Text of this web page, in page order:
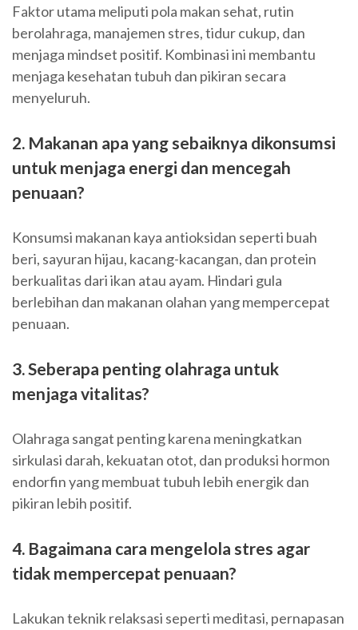
Faktor utama meliputi pola makan sehat, rutin
berolahraga, manajemen stres, tidur cukup, dan
menjaga mindset positif. Kombinasi ini membantu
menjaga kesehatan tubuh dan pikiran secara
menyeluruh.
2. Makanan apa yang sebaiknya dikonsumsi
untuk menjaga energi dan mencegah
penuaan?
Konsumsi makanan kaya antioksidan seperti buah
beri, sayuran hijau, kacang-kacangan, dan protein
berkualitas dari ikan atau ayam. Hindari gula
berlebihan dan makanan olahan yang mempercepat
penuaan.
3. Seberapa penting olahraga untuk
menjaga vitalitas?
Olahraga sangat penting karena meningkatkan
sirkulasi darah, kekuatan otot, dan produksi hormon
endorfin yang membuat tubuh lebih energik dan
pikiran lebih positif.
4. Bagaimana cara mengelola stres agar
tidak mempercepat penuaan?
Lakukan teknik relaksasi seperti meditasi, pernapasan